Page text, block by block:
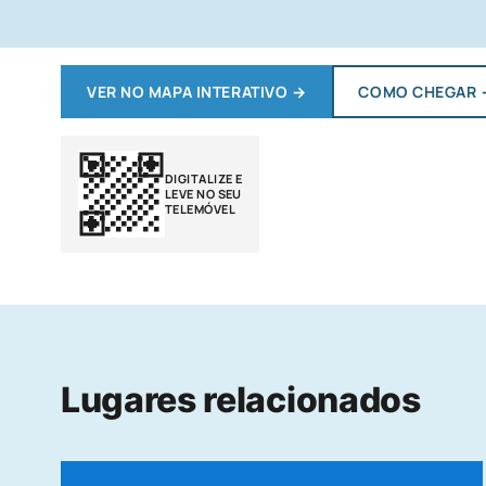
VER NO MAPA INTERATIVO → COMO CHEGAR
DIGITALIZE E
LEVE NO SEU
TELEMÓVEL
Lugares relacionados